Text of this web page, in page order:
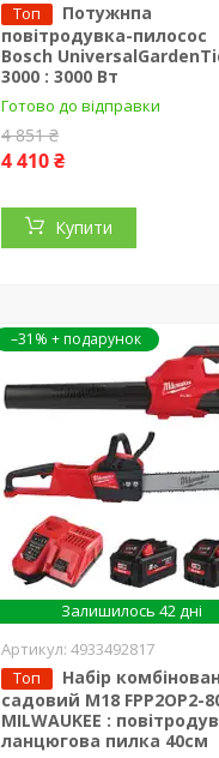
Топ
Потужнпа
повітродувка-пилосос
Bosch
3000 : 3000 Вт
Готово до відправки
4 851 ₴
4 410 ₴
Купити
–31%
Залишилось 42 дні
4933492817
Топ
Набір
садовий M18 FPP2OP2-
MILWAUKEE :
ланцюгова пилка 40см